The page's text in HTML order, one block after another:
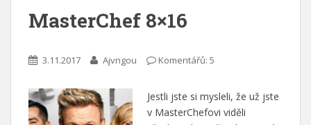
MasterChef 8×16
3.11.2017 Ajvngou Komentářů: 5
Jestli jste si mysleli, že už jste
v MasterChefovi viděli